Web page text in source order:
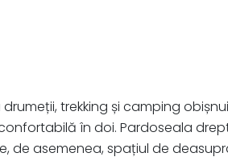
drumeții, trekking și camping
în doi. Pardoseala
asemenea, spațiul de